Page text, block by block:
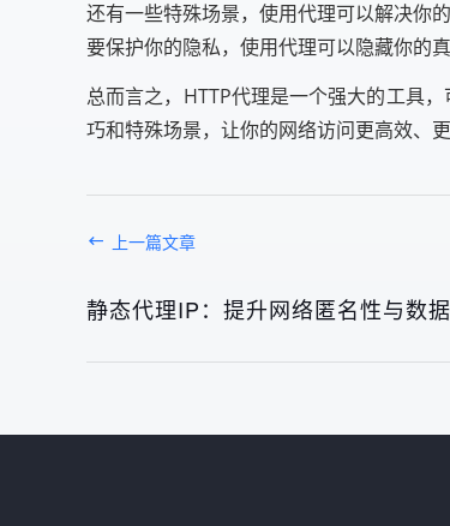
还有一些特殊场景，使用代理可以解决你
要保护你的隐私，使用代理可以隐藏你的
总而言之，HTTP代理是一个强大的工具
巧和特殊场景，让你的网络访问更高效、
上一篇文章
静态代理IP：提升网络匿名性与数